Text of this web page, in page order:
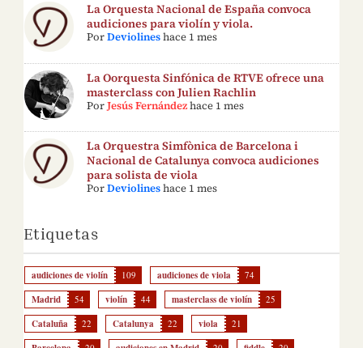
La Orquesta Nacional de España convoca
audiciones para violín y viola.
PorDeviolines hace 1 mes
La Oorquesta Sinfónica de RTVE ofrece una
masterclass con Julien Rachlin
PorJesús Fernández hace 1 mes
La Orquestra Simfònica de Barcelona i
Nacional de Catalunya convoca audiciones
para solista de viola
PorDeviolines hace 1 mes
Etiquetas
audiciones de violín 109 audiciones de viola 74
Madrid 54 violín 44 masterclass de violín 25
Cataluña 22 Catalunya 22 viola 21